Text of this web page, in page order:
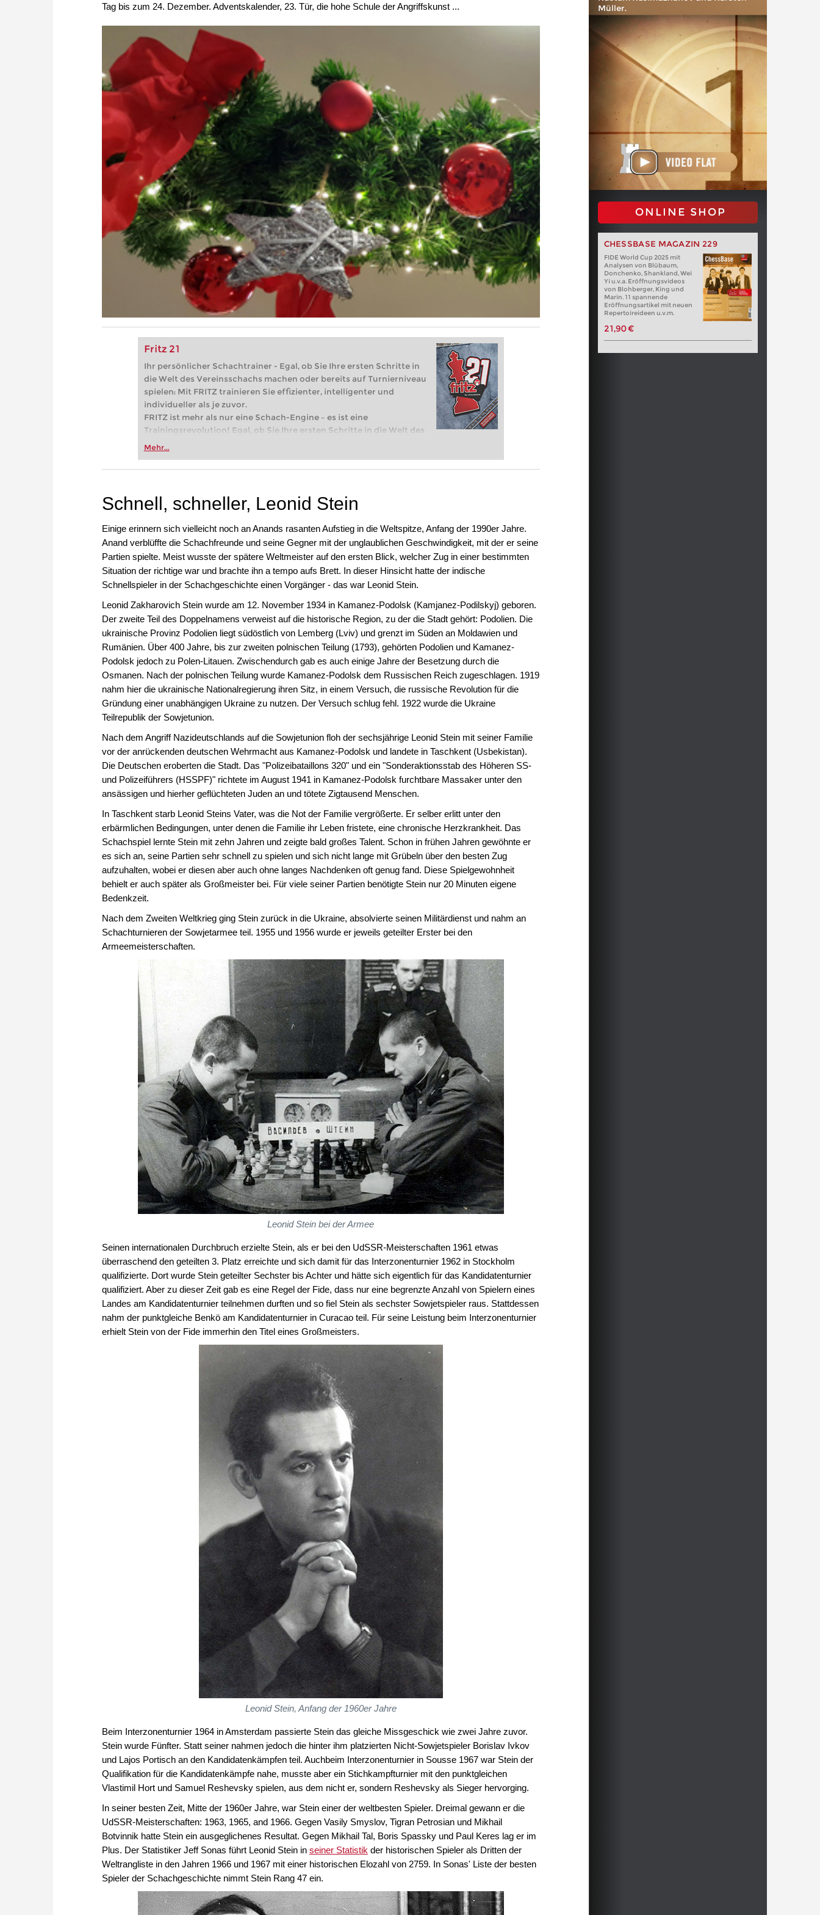
Tag bis zum 24. Dezember. Adventskalender, 23. Tür, die hohe Schule der Angriffskunst ...
Fritz 21
Ihr persönlicher Schachtrainer - Egal, ob Sie Ihre ersten Schritte in
die Welt des Vereinsschachs machen oder bereits auf Turnierniveau
spielen: Mit FRITZ trainieren Sie effizienter, intelligenter und
individueller als je zuvor.
FRITZ ist mehr als nur eine Schach-Engine – es ist eine
Trainingsrevolution! Egal, ob Sie Ihre ersten Schritte in die Welt des
Vereinsschachs machen oder bereits auf Turnierniveau spielen: Mit
zuvor.
Mehr...
Müller.
ONLINE SHOP
CHESSBASE MAGAZIN 229
FIDE World Cup 2025 mit
Analysen von Blübaum,
Donchenko, Shankland, Wei
Yi u.v.a. Eröffnungsvideos
von Blohberger, King und
Marin. 11 spannende
Eröffnungsartikel mit neuen
Repertoireideen u.v.m.
21,90 €
Schnell, schneller, Leonid Stein
Einige erinnern sich vielleicht noch an Anands rasanten Aufstieg in die Weltspitze, Anfang der 1990er Jahre.
Anand verblüffte die Schachfreunde und seine Gegner mit der unglaublichen Geschwindigkeit, mit der er seine
Partien spielte. Meist wusste der spätere Weltmeister auf den ersten Blick, welcher Zug in einer bestimmten
Situation der richtige war und brachte ihn a tempo aufs Brett. In dieser Hinsicht hatte der indische
Schnellspieler in der Schachgeschichte einen Vorgänger - das war Leonid Stein.
Leonid Zakharovich Stein wurde am 12. November 1934 in Kamanez-Podolsk (Kamjanez-Podilskyj) geboren.
Der zweite Teil des Doppelnamens verweist auf die historische Region, zu der die Stadt gehört: Podolien. Die
ukrainische Provinz Podolien liegt südöstlich von Lemberg (Lviv) und grenzt im Süden an Moldawien und
Rumänien. Über 400 Jahre, bis zur zweiten polnischen Teilung (1793), gehörten Podolien und Kamanez-
Podolsk jedoch zu Polen-Litauen. Zwischendurch gab es auch einige Jahre der Besetzung durch die
Osmanen. Nach der polnischen Teilung wurde Kamanez-Podolsk dem Russischen Reich zugeschlagen. 1919
nahm hier die ukrainische Nationalregierung ihren Sitz, in einem Versuch, die russische Revolution für die
Gründung einer unabhängigen Ukraine zu nutzen. Der Versuch schlug fehl. 1922 wurde die Ukraine
Teilrepublik der Sowjetunion.
Nach dem Angriff Nazideutschlands auf die Sowjetunion floh der sechsjährige Leonid Stein mit seiner Familie
vor der anrückenden deutschen Wehrmacht aus Kamanez-Podolsk und landete in Taschkent (Usbekistan).
Die Deutschen eroberten die Stadt. Das "Polizeibataillons 320" und ein "Sonderaktionsstab des Höheren SS-
und Polizeiführers (HSSPF)" richtete im August 1941 in Kamanez-Podolsk furchtbare Massaker unter den
ansässigen und hierher geflüchteten Juden an und tötete Zigtausend Menschen.
In Taschkent starb Leonid Steins Vater, was die Not der Familie vergrößerte. Er selber erlitt unter den
erbärmlichen Bedingungen, unter denen die Familie ihr Leben fristete, eine chronische Herzkrankheit. Das
Schachspiel lernte Stein mit zehn Jahren und zeigte bald großes Talent. Schon in frühen Jahren gewöhnte er
es sich an, seine Partien sehr schnell zu spielen und sich nicht lange mit Grübeln über den besten Zug
aufzuhalten, wobei er diesen aber auch ohne langes Nachdenken oft genug fand. Diese Spielgewohnheit
behielt er auch später als Großmeister bei. Für viele seiner Partien benötigte Stein nur 20 Minuten eigene
Bedenkzeit.
Nach dem Zweiten Weltkrieg ging Stein zurück in die Ukraine, absolvierte seinen Militärdienst und nahm an
Schachturnieren der Sowjetarmee teil. 1955 und 1956 wurde er jeweils geteilter Erster bei den
Armeemeisterschaften.
Leonid Stein bei der Armee
Seinen internationalen Durchbruch erzielte Stein, als er bei den UdSSR-Meisterschaften 1961 etwas
überraschend den geteilten 3. Platz erreichte und sich damit für das Interzonenturnier 1962 in Stockholm
qualifizierte. Dort wurde Stein geteilter Sechster bis Achter und hätte sich eigentlich für das Kandidatenturnier
qualifiziert. Aber zu dieser Zeit gab es eine Regel der Fide, dass nur eine begrenzte Anzahl von Spielern eines
Landes am Kandidatenturnier teilnehmen durften und so fiel Stein als sechster Sowjetspieler raus. Stattdessen
nahm der punktgleiche Benkö am Kandidatenturnier in Curacao teil. Für seine Leistung beim Interzonenturnier
erhielt Stein von der Fide immerhin den Titel eines Großmeisters.
Leonid Stein, Anfang der 1960er Jahre
Beim Interzonenturnier 1964 in Amsterdam passierte Stein das gleiche Missgeschick wie zwei Jahre zuvor.
Stein wurde Fünfter. Statt seiner nahmen jedoch die hinter ihm platzierten Nicht-Sowjetspieler Borislav Ivkov
und Lajos Portisch an den Kandidatenkämpfen teil. Auchbeim Interzonenturnier in Sousse 1967 war Stein der
Qualifikation für die Kandidatenkämpfe nahe, musste aber ein Stichkampfturnier mit den punktgleichen
Vlastimil Hort und Samuel Reshevsky spielen, aus dem nicht er, sondern Reshevsky als Sieger hervorging.
In seiner besten Zeit, Mitte der 1960er Jahre, war Stein einer der weltbesten Spieler. Dreimal gewann er die
UdSSR-Meisterschaften: 1963, 1965, and 1966. Gegen Vasily Smyslov, Tigran Petrosian und Mikhail
Botvinnik hatte Stein ein ausgeglichenes Resultat. Gegen Mikhail Tal, Boris Spassky und Paul Keres lag er im
Plus. Der Statistiker Jeff Sonas führt Leonid Stein in seiner Statistik der historischen Spieler als Dritten der
Weltrangliste in den Jahren 1966 und 1967 mit einer historischen Elozahl von 2759. In Sonas' Liste der besten
Spieler der Schachgeschichte nimmt Stein Rang 47 ein.